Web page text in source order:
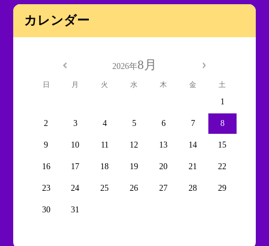
カレンダー
2026年8月
日 月 火 水 木 金 土
1
2 3 4 5 6 7 8
9 10 11 12 13 14 15
16 17 18 19 20 21 22
23 24 25 26 27 28 29
30 31